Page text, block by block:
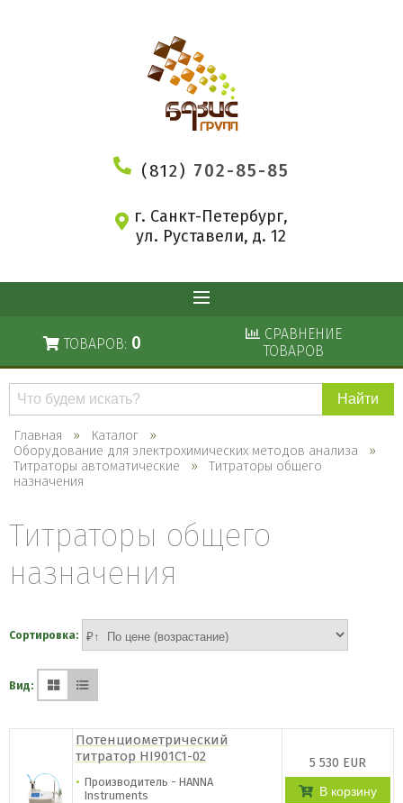
(812) 702-85-85
г. Санкт-Петербург,
ул. Руставели, д. 12
ТОВАРОВ: 0
СРАВНЕНИЕ
ТОВАРОВ
Поиск
каталогу
Главная
Каталог
Оборудование для электрохимических методов анализа
Титраторы автоматические
Титраторы общего
назначения
Титраторы общего
назначения
Сортировка:
Вид:
Потенциометрический
титратор HI901C1-02
Производитель - HANNA
Instruments
5 530 EUR
В корзину